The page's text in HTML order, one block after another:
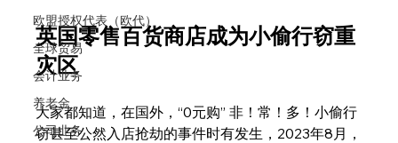
欧盟授权代表（欧代）
全球贸易
会计业务
养老金
公司业务
英国零售百货商店成为小偷行窃重
灾区
大家都知道，在国外，“0元购” 非！常！多！小偷行
窃甚至公然入店抢劫的事件时有发生，2023年8月，